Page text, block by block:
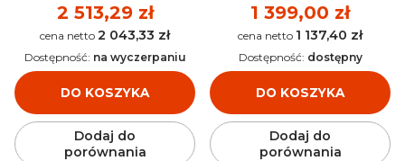
4933500036
Cena
2 513,29 zł
Cena 2 043,33 zł
DO KOSZYKA
Dostępność: na wyczerpaniu
Dodaj do
porównania
Cena
1 399,00 zł
Cena 1 137,40 zł
DO KOSZYKA
Dostępność: dostępny
Dodaj do
porównania